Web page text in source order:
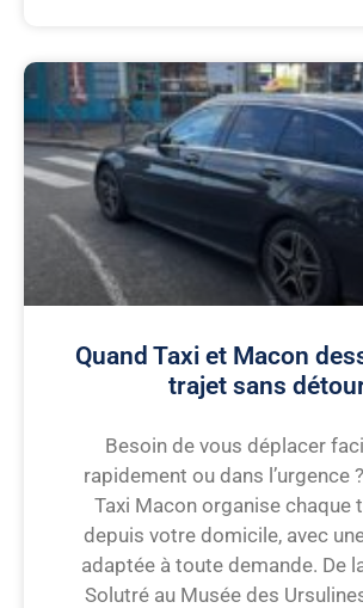
Quand Taxi et Macon
trajet sans
Besoin de vous déplacer
rapidement ou dans l’urgence
Taxi Macon organise chaque
depuis votre domicile, avec
adaptée à toute demande. De
Solutré au Musée des